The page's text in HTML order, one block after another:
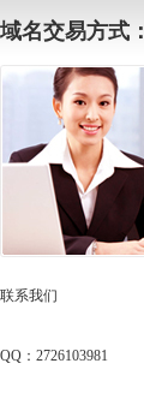
域名交易方式：
联系我们
QQ：2726103981